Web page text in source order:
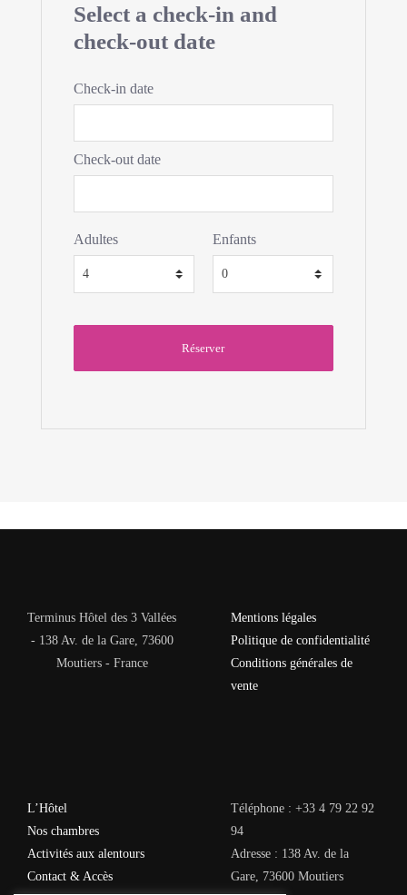
Select a check-in and
check-out date
Check-in date
Check-out date
Adultes Enfants
Terminus Hôtel des 3 Vallées
- 138 Av. de la Gare, 73600
Moutiers - France
Mentions légales
Politique de confidentialité
Conditions générales de
vente
L’Hôtel
Nos chambres
Activités aux alentours
Contact & Accès
Téléphone : +33 4 79 22 92
94
Adresse : 138 Av. de la
Gare, 73600 Moutiers